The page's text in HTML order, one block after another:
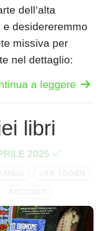
dell’alta
desidereremmo
missiva per
nel dettaglio:
a leggere
libri
2025
ANELLI
J.R.R. TOLKIEN
RACCONTI